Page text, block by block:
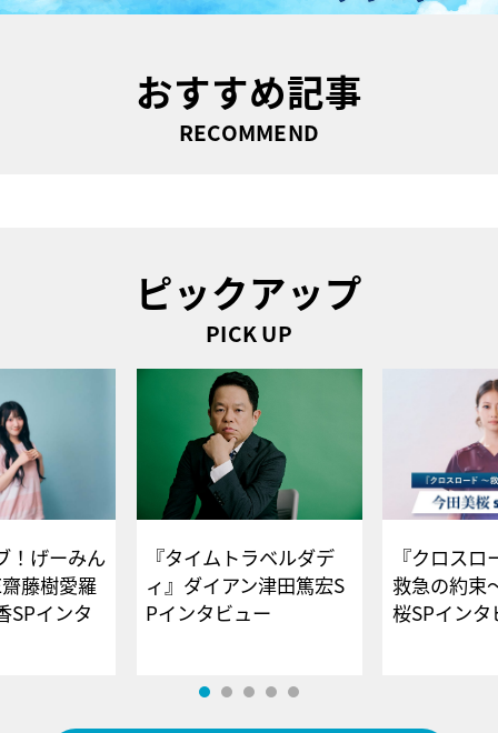
おすすめ記事
RECOMMEND
ピックアップ
PICK UP
！げーみん
藤樹愛羅
SPインタ
『タイムトラベルダデ
ィ』ダイアン津田篤宏S
Pインタビュー
『クロス
救急の約束
桜SPイ